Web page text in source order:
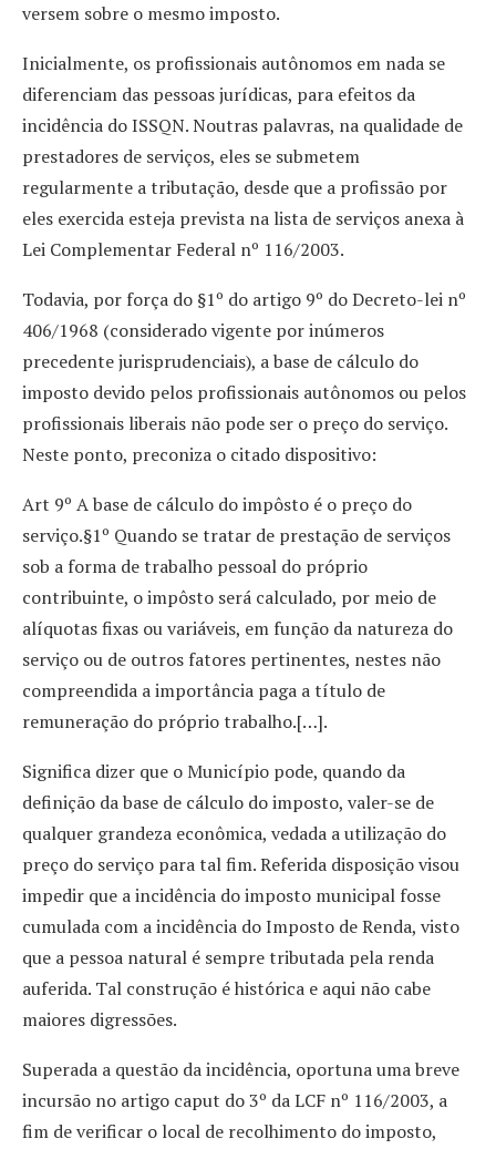
versem sobre o mesmo imposto.
Inicialmente, os profissionais autônomos em nada se
diferenciam das pessoas jurídicas, para efeitos da
incidência do ISSQN. Noutras palavras, na qualidade de
prestadores de serviços, eles se submetem
regularmente a tributação, desde que a profissão por
eles exercida esteja prevista na lista de serviços anexa à
Lei Complementar Federal nº 116/2003.
Todavia, por força do §1º do artigo 9º do Decreto-lei nº
406/1968 (considerado vigente por inúmeros
precedente jurisprudenciais), a base de cálculo do
imposto devido pelos profissionais autônomos ou pelos
profissionais liberais não pode ser o preço do serviço.
Neste ponto, preconiza o citado dispositivo:
Art 9º A base de cálculo do impôsto é o preço do
serviço.§1º Quando se tratar de prestação de serviços
sob a forma de trabalho pessoal do próprio
contribuinte, o impôsto será calculado, por meio de
alíquotas fixas ou variáveis, em função da natureza do
serviço ou de outros fatores pertinentes, nestes não
compreendida a importância paga a título de
remuneração do próprio trabalho.[…].
Significa dizer que o Município pode, quando da
definição da base de cálculo do imposto, valer-se de
qualquer grandeza econômica, vedada a utilização do
preço do serviço para tal fim. Referida disposição visou
impedir que a incidência do imposto municipal fosse
cumulada com a incidência do Imposto de Renda, visto
que a pessoa natural é sempre tributada pela renda
auferida. Tal construção é histórica e aqui não cabe
maiores digressões.
Superada a questão da incidência, oportuna uma breve
incursão no artigo caput do 3º da LCF nº 116/2003, a
fim de verificar o local de recolhimento do imposto,